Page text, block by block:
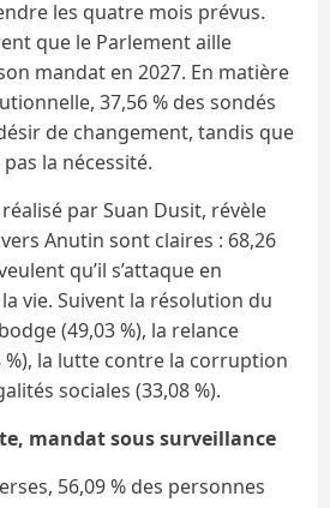
les quatre mois prévus.
que le Parlement aille
mandat en 2027. En matière
37,56 % des sondés
de changement, tandis que
pas la nécessité.
par Suan Dusit, révèle
Anutin sont claires : 68,26
qu’il s’attaque en
vie. Suivent la résolution du
(49,03 %), la relance
%), la lutte contre la corruption
sociales (33,08 %).
mandat sous surveillance
56,09 % des personnes